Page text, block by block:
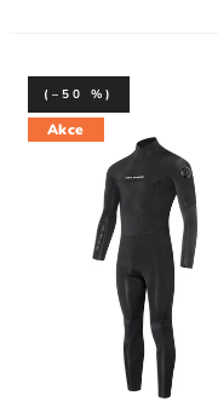
Akce
(–50 %)